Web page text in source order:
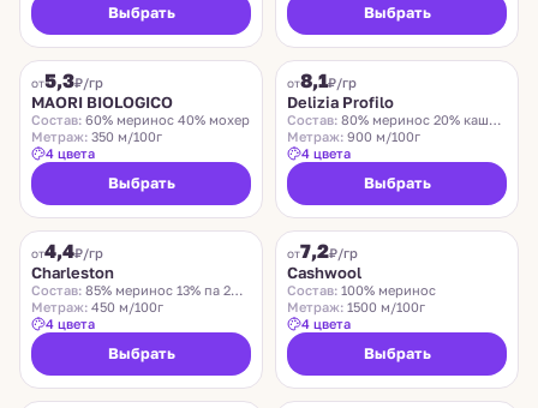
Выбрать Выбрать
от5,3₽/гр
MAORI BIOLOGICO
Состав: 60% меринос 40% мохер
Метраж: 350 м/100г
4 цвета
Выбрать
от8,1₽/гр
Delizia Profilo
Состав: 80% меринос 20% кашемир
Метраж: 900 м/100г
4 цвета
Выбрать
от4,4₽/гр
Charleston
Состав: 85% меринос 13% па 2% эластан
Метраж: 450 м/100г
4 цвета
Выбрать
от7,2₽/гр
Cashwool
Состав: 100% меринос
Метраж: 1500 м/100г
4 цвета
Выбрать